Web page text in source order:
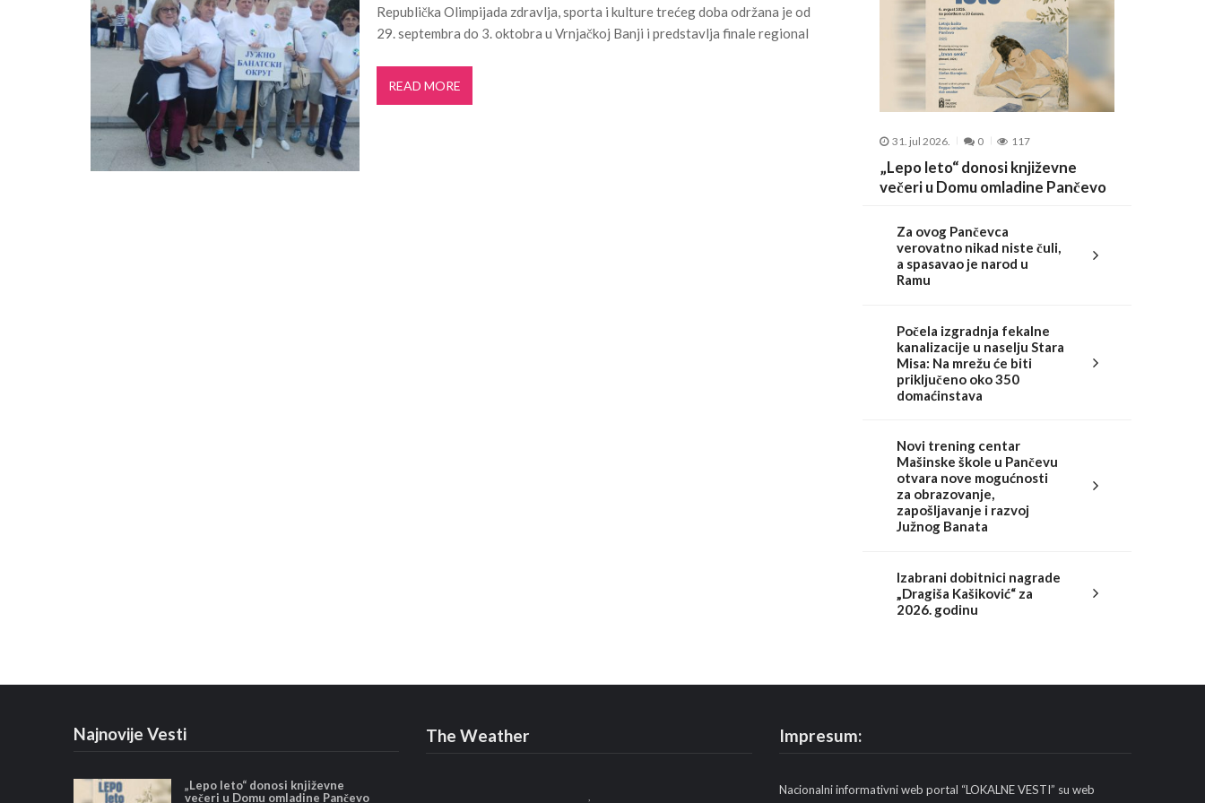
Projekat „Mistični Dunav“ razvija održivi turizam kroz prirodno i kulturno nasle... 27. APRIL 2026.
Pančevo: Počela rekonstrukcija kanalizacije u Ulici Dragutina Ilkića Birte kod v...
Crepaja: 30. „Crepajački fijaker“ okupiće 13. aprila ljubitelje tradicije i lipi...
„Lepo leto“ donosi književne večeri u Domu omladine Pančevo
Za ovog Pančevca verovatno nikad niste čuli, a spasavao je narod u Ramu
Počela izgradnja fekalne kanalizacije u naselju Stara Misa: Na mrežu će biti pri...
Republička Olimpijada zdravlja, sporta i kulture trećeg doba održana je od
29. septembra do 3. oktobra u Vrnjačkoj Banji i predstavlja finale regional
READ MORE
31. jul 2026. 0 117
„Lepo leto“ donosi književne
večeri u Domu omladine Pančevo
Za ovog Pančevca
verovatno nikad niste čuli,
a spasavao je narod u
Ramu
Počela izgradnja fekalne
kanalizacije u naselju Stara
Misa: Na mrežu će biti
priključeno oko 350
domaćinstava
Novi trening centar
Mašinske škole u Pančevu
otvara nove mogućnosti
za obrazovanje,
zapošljavanje i razvoj
Južnog Banata
Izabrani dobitnici nagrade
„Dragiša Kašiković“ za
2026. godinu
Najnovije Vesti
„Lepo leto“ donosi književne
večeri u Domu omladine Pančevo
The Weather Impresum:
Nacionalni informativni web portal “LOKALNE VESTI” su web